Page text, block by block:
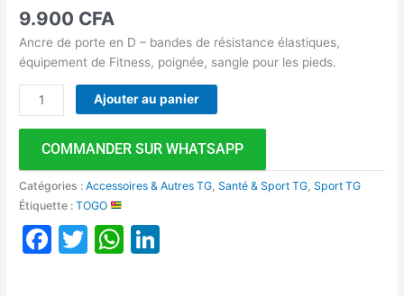
9.900 CFA
Ancre de porte en D – bandes de résistance élastiques,
équipement de Fitness, poignée, sangle pour les pieds.
Ajouter au panier
COMMANDER SUR WHATSAPP
Catégories :Accessoires & Autres TG ,Santé & Sport TG ,Sport TG
Étiquette :TOGO
Facebook
TwitterWhatsApp